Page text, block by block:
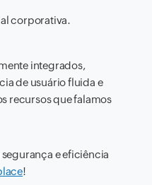
corporativa.
integrados,
de usuário fluida e
recursos que falamos
e eficiência
!